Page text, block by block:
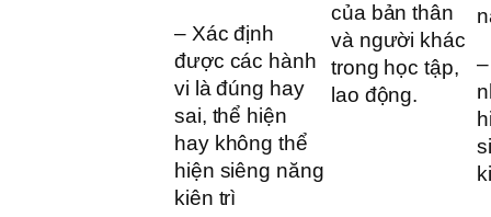
– Xác định
được các hành
vi là đúng hay
sai, thể hiện
hay không thể
hiện siêng năng
kiên trì
của bản thân
và người khác
trong học tập,
lao động.